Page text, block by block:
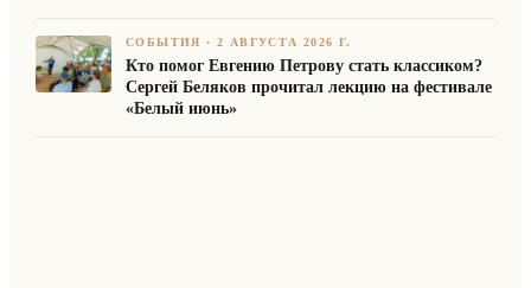
СОБЫТИЯ ·2 АВГУСТА 2026 Г.
Кто помог Евгению Петрову стать классиком?
Сергей Беляков прочитал лекцию на фестивале
«Белый июнь»